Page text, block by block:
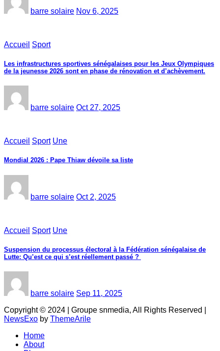
barre solaire Nov 6, 2025
Accueil Sport
Les infrastructures sportives sénégalaises pour les Jeux Olympiques
de la jeunesse 2026 sont en phase de rénovation et d’achèvement.
barre solaire Oct 27, 2025
Accueil Sport Une
Mondial 2026 : Pape Thiaw dévoile sa liste
barre solaire Oct 2, 2025
Accueil Sport Une
‎Suspension du processus électoral à la Fédération sénégalaise de
Lutte: Qu’est ce qui s’est réellement passé ? ‎‎
barre solaire Sep 11, 2025
Copyright © 2024 | Groupe snmedia, All Rights Reserved
NewsExo by ThemeArile
Home
About